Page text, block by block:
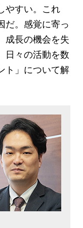
やすい。これ
だ。感覚に寄っ
成長の機会を失
日々の活動を数
ト」について解